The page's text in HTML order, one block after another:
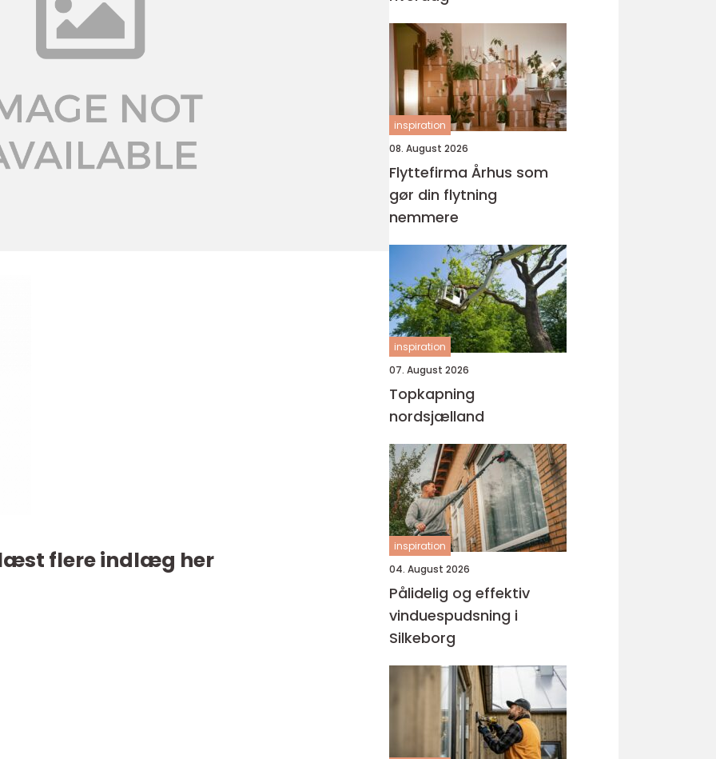
flere indlæg her
inspiration
08. August 2026
Flyttefirma Århus som
gør din flytning
nemmere
inspiration
07. August 2026
Topkapning
nordsjælland
inspiration
04. August 2026
Pålidelig og effektiv
vinduespudsning i
Silkeborg